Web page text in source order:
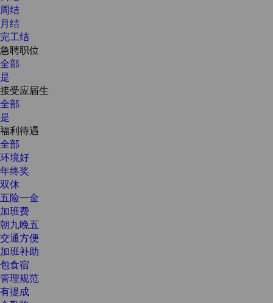
周结
月结
完工结
急聘职位
全部
是
接受应届生
全部
是
福利待遇
全部
环境好
年终奖
双休
五险一金
加班费
朝九晚五
交通方便
加班补助
包食宿
管理规范
有提成